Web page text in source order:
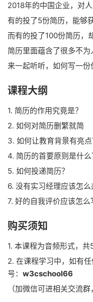
2018年的中国企业，对
有的投了5份简历，能够
而有的投了100份简历，
简历里面蕴含了很多不为
来一起听听，如何写一份
课程大纲
1. 简历的作用究竟是？
2. 如何对简历删繁就简
3. 如何让教育背景有亮点
4. 简历的首要原则是什么
5. 如何投递简历？
6. 没有实习经理应该怎么
7. 好的自我评价应该怎么
购买须知
1. 本课程为音频形式，共5
2. 在课程学习中，如有
号： w3cschool66
（加微信可进相关交流